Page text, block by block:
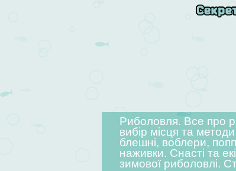
Риболовля. Все про
вибір місця та
блешні, воблери,
наживки. Снасті та
зимової риболовлі.
Menu
Skip to content